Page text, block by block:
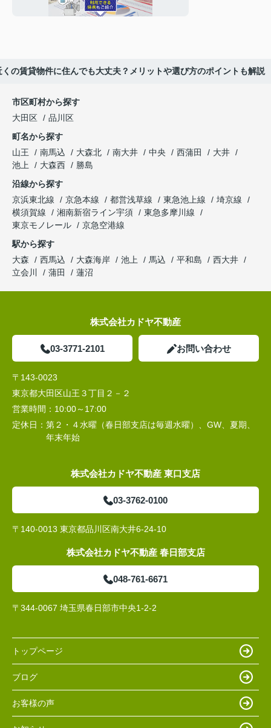
くの賃貸物件に住んでも大丈夫？メリットや選び方のポイントも解説
市区町村から探す
大田区
品川区
町名から探す
山王
南馬込 大森北 南大井 中央 西蒲田
大井
池上
大森西
勝島
沿線から探す
京浜東北線
京急本線 都営浅草線 東急池上線
埼京線
横須賀線
湘南新宿ライン宇須
東急多摩川線
東京モノレール
京急空港線
駅から探す
大森
西馬込 大森海岸 池上 馬込 平和島
西大井
立会川
蒲田 蓮沼
株式会社カドヤ不動産
03-3771-2101 お問い合わせ
〒143-0023
東京都大田区山王３丁目２－２
営業時間： 10:00～17:00
定休日： 第２・４水曜（春日部支店は毎週水曜）、GW、夏期、
年末年始
株式会社カドヤ不動産 東口支店
03-3762-0100
〒140-0013 東京都品川区南大井6-24-10
株式会社カドヤ不動産 春日部支店
048-761-6671
〒344-0067 埼玉県春日部市中央1-2-2
トップページ
ブログ
お客様の声